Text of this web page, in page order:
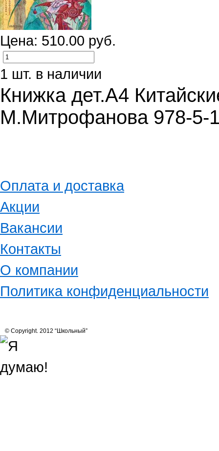
Цена: 510.00 руб.
1 шт. в наличии
Книжка дет.А4
М.Митрофанова 978-5-
Оплата и доставка
Акции
Вакансии
Контакты
О компании
Политика конфиденциальности
© Copyright. 2012 “Школьный”